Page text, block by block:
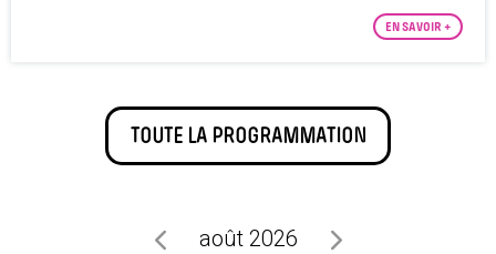
EN SAVOIR +
TOUTE LA PROGRAMMATION
août 2026